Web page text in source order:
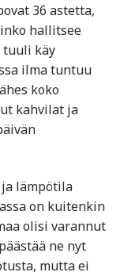
36 astetta,
hallitsee
tuuli käy
ilma tuntuu
koko
kahvilat ja
lämpötila
on kuitenkin
olisi varannut
ne nyt
mutta ei